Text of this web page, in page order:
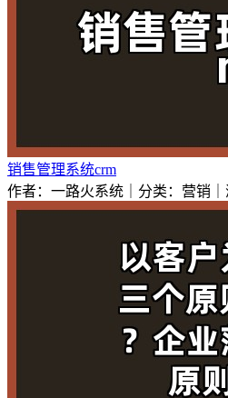
销售管理系统crm
作者：一路火系统｜分类：营销｜